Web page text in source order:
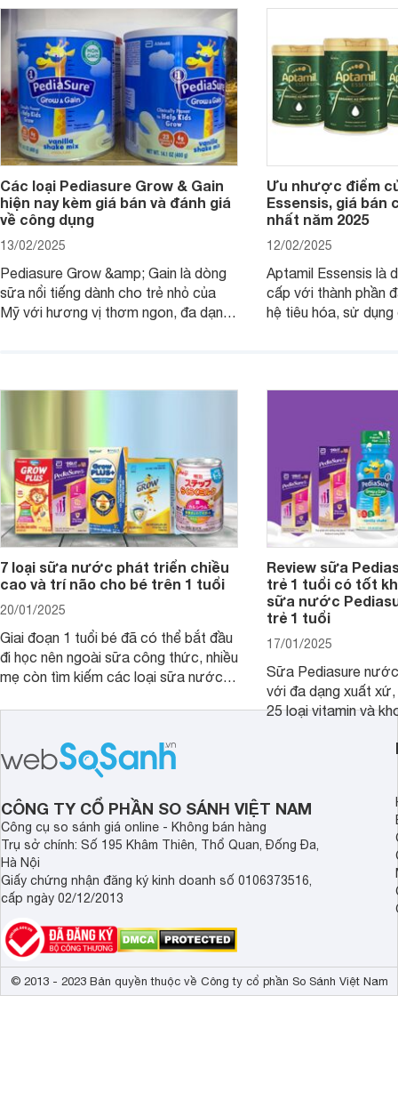
dưỡng có gì đặc biệt? Giá sữa
Meadow Fresh trên thị trường hiện
nay ra sao? Hãy cùng tìm hiểu ngay.
hơn so với các
4 yếu tố sau.
Các loại Pediasure Grow & Gain
hiện nay kèm giá bán và đánh giá
về công dụng
13/02/2025
Pediasure Grow &amp; Gain là dòng
sữa nổi tiếng dành cho trẻ nhỏ của
Mỹ với hương vị thơm ngon, đa dạng
Pediasure Grow &amp; Gain hiện nay
Ưu nhược điểm
Essensis, giá bán
nhất năm 2025
12/02/2025
Aptamil Essensis là
cấp với thành phần
hệ tiêu hóa, sử
cùng Websosanh.vn
7 loại sữa nước phát triển chiều
cao và trí não cho bé trên 1 tuổi
20/01/2025
Giai đoạn 1 tuổi bé đã có thể bắt đầu
đi học nên ngoài sữa công thức, nhiều
mẹ còn tìm kiếm các loại sữa nước
1 tuổi tốt mà mẹ bỉm nên lựa chọn.
Review sữa
trẻ 1 tuổi có tốt
sữa nước
trẻ 1 tuổi
17/01/2025
Sữa Pediasure
với đa dạng xuất
25 loại vitamin và
CÔNG TY CỔ PHẦN SO SÁNH VIỆT NAM
Công cụ so sánh giá online - Không bán hàng
Trụ sở chính: Số 195 Khâm Thiên, Thổ Quan, Đống Đa,
Hà Nội
Giấy chứng nhận đăng ký kinh doanh số 0106373516,
cấp ngày 02/12/2013
© 2013 - 2023 Bản quyền thuộc về Công ty cổ phần So Sánh Việt Nam